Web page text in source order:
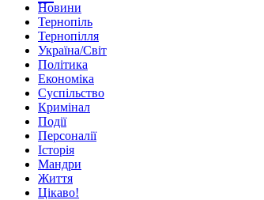
Новини
Тернопіль
Тернопілля
Україна/Світ
Політика
Економіка
Суспільство
Кримінал
Події
Персоналії
Історія
Мандри
Життя
Цікаво!